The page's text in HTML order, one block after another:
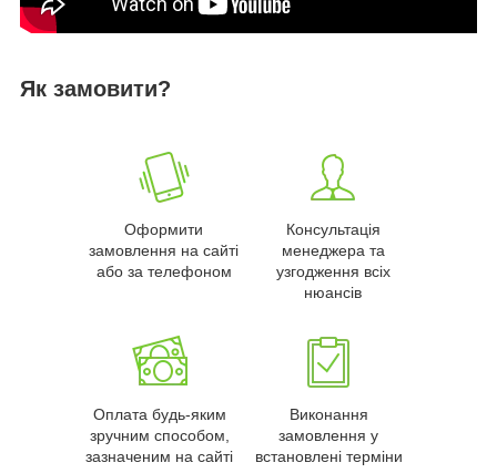
Як замовити?
Оформити
замовлення на сайті
або за телефоном
Консультація
менеджера та
узгодження всіх
нюансів
Оплата будь-яким
зручним способом,
зазначеним на сайті
Виконання
замовлення у
встановлені терміни